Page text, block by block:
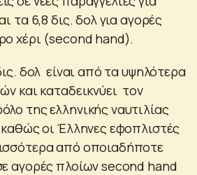
τα 6,8 δις. δολ για αγορές
χέρι (second hand).
δολ είναι από τα υψηλότερα
και καταδεικνύει τον
της ελληνικής ναυτιλίας
οι Έλληνες εφοπλιστές
από οποιαδήποτε
αγορές πλοίων second hand